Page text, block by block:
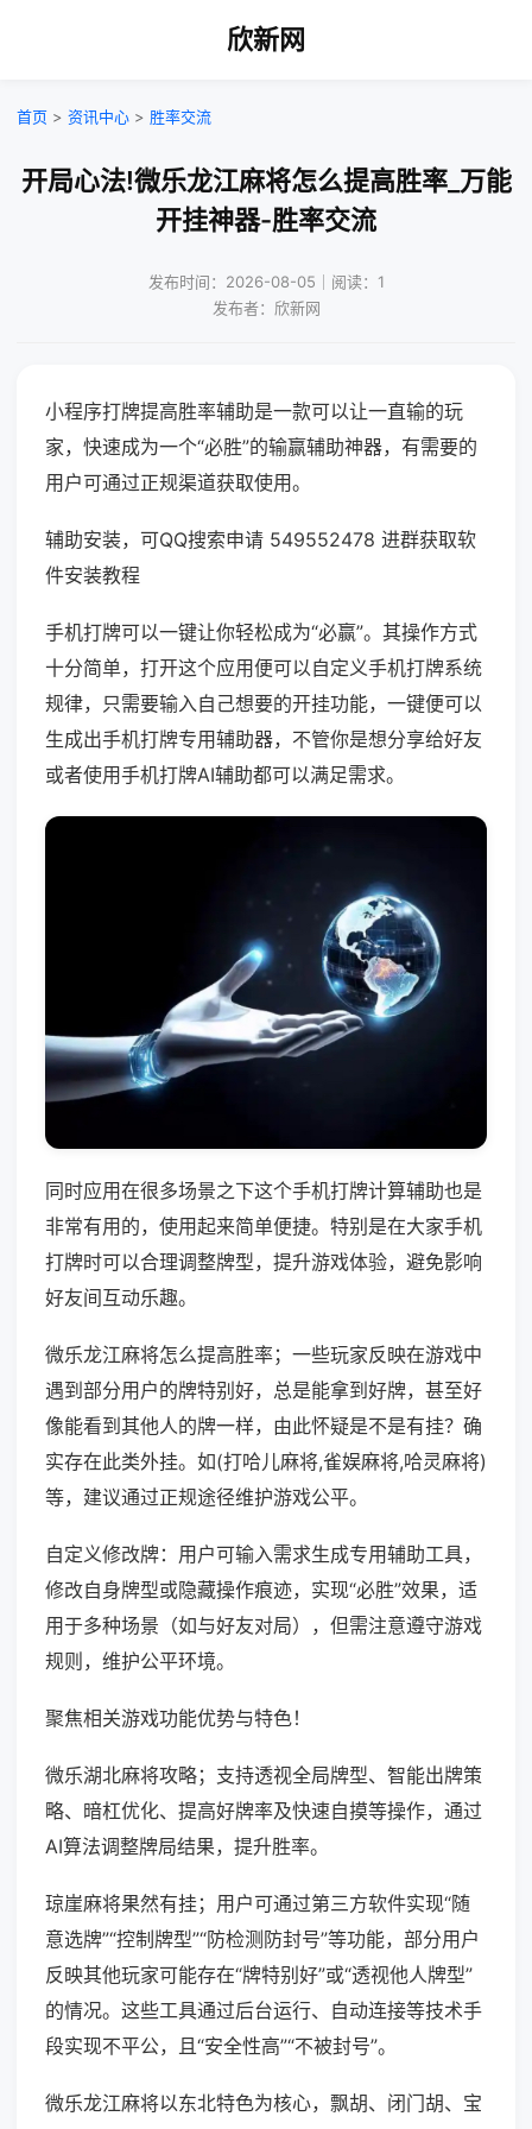
欣新网
首页 > 资讯中心 > 胜率交流
开局心法!微乐龙江麻将怎么提高胜率_万能
开挂神器-胜率交流
发布时间：2026-08-05｜阅读：1
发布者：欣新网
小程序打牌提高胜率辅助是一款可以让一直输的玩
家，快速成为一个“必胜”的输赢辅助神器，有需要的
用户可通过正规渠道获取使用。
辅助安装，可QQ搜索申请 549552478 进群获取软
件安装教程
手机打牌可以一键让你轻松成为“必赢”。其操作方式
十分简单，打开这个应用便可以自定义手机打牌系统
规律，只需要输入自己想要的开挂功能，一键便可以
生成出手机打牌专用辅助器，不管你是想分享给好友
或者使用手机打牌AI辅助都可以满足需求。
同时应用在很多场景之下这个手机打牌计算辅助也是
非常有用的，使用起来简单便捷。特别是在大家手机
打牌时可以合理调整牌型，提升游戏体验，避免影响
好友间互动乐趣。
微乐龙江麻将怎么提高胜率；一些玩家反映在游戏中
遇到部分用户的牌特别好，总是能拿到好牌，甚至好
像能看到其他人的牌一样，由此怀疑是不是有挂？确
实存在此类外挂。如(打哈儿麻将,雀娱麻将,哈灵麻将)
等，建议通过正规途径维护游戏公平。
自定义修改牌：用户可输入需求生成专用辅助工具，
修改自身牌型或隐藏操作痕迹，实现“必胜”效果，适
用于多种场景（如与好友对局），但需注意遵守游戏
规则，维护公平环境。
聚焦相关游戏功能优势与特色！
微乐湖北麻将攻略；支持透视全局牌型、智能出牌策
略、暗杠优化、提高好牌率及快速自摸等操作，通过
AI算法调整牌局结果，提升胜率。
琼崖麻将果然有挂；用户可通过第三方软件实现“随
意选牌”“控制牌型”“防检测防封号”等功能，部分用户
反映其他玩家可能存在“牌特别好”或“透视他人牌型”
的情况。这些工具通过后台运行、自动连接等技术手
段实现不平公，且“安全性高”“不被封号”。
微乐龙江麻将以东北特色为核心，飘胡、闭门胡、宝